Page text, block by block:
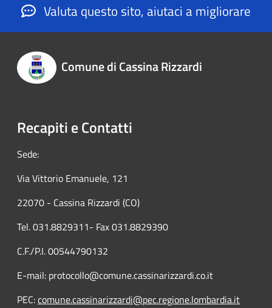
Valuta questo sito, aiutaci a migliorare
Comune di Cassina Rizzardi
Recapiti e Contatti
Sede:
Via Vittorio Emanuele, 121
22070 - Cassina Rizzardi (CO)
Tel. 031.8829311- Fax 031.8829390
C.F./P.I. 00544790132
E-mail: protocollo@comune.cassinarizzardi.co.it
PEC:comune.cassinarizzardi@pec.regione.lombardia.it